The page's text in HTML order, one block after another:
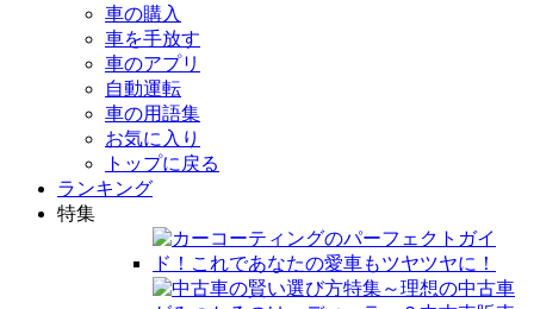
車の購入
車を手放す
車のアプリ
自動運転
車の用語集
お気に入り
トップに戻る
ランキング
特集